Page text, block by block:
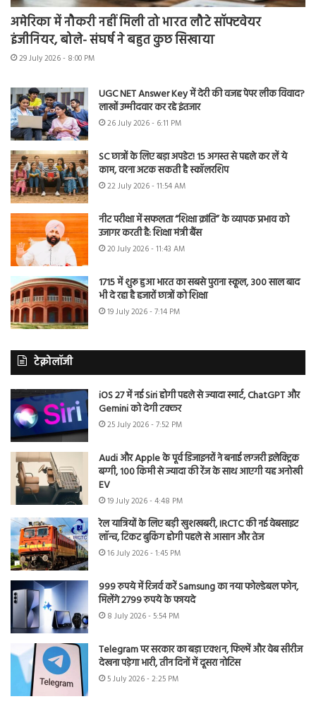
अमेरिका में नौकरी नहीं मिली तो भारत लौटे सॉफ्टवेयर
इंजीनियर, बोले- संघर्ष ने बहुत कुछ सिखाया
29 July 2026 - 8:00 PM
UGC NET Answer Key में देरी की वजह पेपर लीक विवाद?
लाखों उम्मीदवार कर रहे इंतजार
26 July 2026 - 6:11 PM
SC छात्रों के लिए बड़ा अपडेट! 15 अगस्त से पहले कर लें ये
काम, वरना अटक सकती है स्कॉलरशिप
22 July 2026 - 11:54 AM
नीट परीक्षा में सफलता “शिक्षा क्रांति” के व्यापक प्रभाव को
उजागर करती है: शिक्षा मंत्री बैंस
20 July 2026 - 11:43 AM
1715 में शुरू हुआ भारत का सबसे पुराना स्कूल, 300 साल बाद
भी दे रहा है हजारों छात्रों को शिक्षा
19 July 2026 - 7:14 PM
टेक्नोलॉजी
iOS 27 में नई Siri होगी पहले से ज्यादा स्मार्ट, ChatGPT और
Gemini को देगी टक्कर
25 July 2026 - 7:52 PM
Audi और Apple के पूर्व डिजाइनरों ने बनाई लग्जरी इलेक्ट्रिक
बग्गी, 100 किमी से ज्यादा की रेंज के साथ आएगी यह अनोखी
EV
19 July 2026 - 4:48 PM
रेल यात्रियों के लिए बड़ी खुशखबरी, IRCTC की नई वेबसाइट
लॉन्च, टिकट बुकिंग होगी पहले से आसान और तेज
16 July 2026 - 1:45 PM
999 रुपये में रिजर्व करें Samsung का नया फोल्डेबल फोन,
मिलेंगे 2799 रुपये के फायदे
8 July 2026 - 5:54 PM
Telegram पर सरकार का बड़ा एक्शन, फिल्में और वेब सीरीज
देखना पड़ेगा भारी, तीन दिनों में दूसरा नोटिस
5 July 2026 - 2:25 PM